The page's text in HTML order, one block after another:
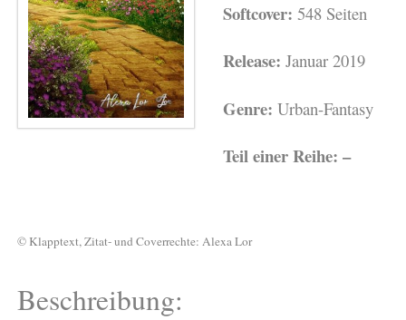
Softcover: 548 Seiten
Release: Januar 2019
Genre: Urban-Fantasy
Teil einer Reihe: –
© Klapptext, Zitat- und Coverrechte: Alexa Lor
Beschreibung: